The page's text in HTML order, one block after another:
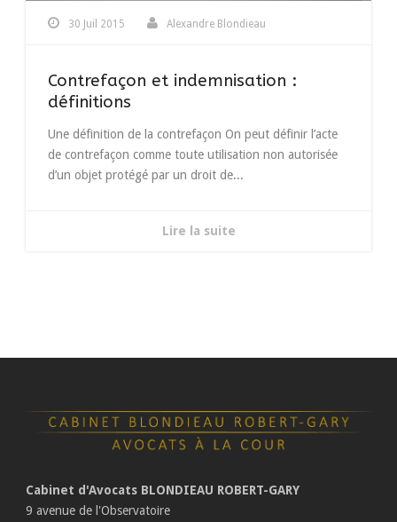
30 Juil 2015 Alexandre Blondieau
Contrefaçon et indemnisation :
définitions
Une définition de la contrefaçon On peut définir l’acte
de contrefaçon comme toute utilisation non autorisée
d’un objet protégé par un droit de...
Lire la suite
Cabinet d'Avocats BLONDIEAU ROBERT-GARY
9 avenue de l'Observatoire